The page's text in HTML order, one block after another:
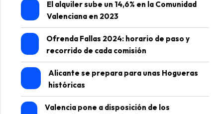
El alquiler sube un 14,6% en la Comunidad
Valenciana en 2023
Ofrenda Fallas 2024: horario de paso y
recorrido de cada comisión
Alicante se prepara para unas Hogueras
históricas
Valencia pone a disposición de los